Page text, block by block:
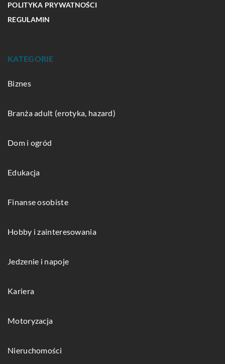
POLITYKA PRYWATNOŚCI
REGULAMIN
KATEGORIE
Biznes
Branża adult (erotyka, hazard)
Dom i ogród
Edukacja
Finanse osobiste
Hobby i zainteresowania
Jedzenie i napoje
Kariera
Motoryzacja
Nieruchomości